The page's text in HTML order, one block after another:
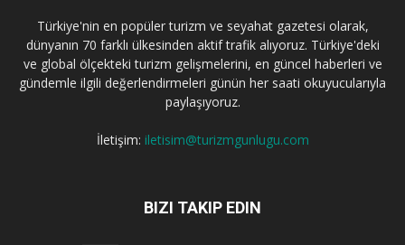
Türkiye'nin en popüler turizm ve seyahat gazetesi olarak,
dünyanın 70 farklı ülkesinden aktif trafik alıyoruz. Türkiye'deki
ve global ölçekteki turizm gelişmelerini, en güncel haberleri ve
gündemle ilgili değerlendirmeleri günün her saati okuyucularıyla
paylaşıyoruz.
İletişim: iletisim@turizmgunlugu.com
BIZI TAKIP EDIN